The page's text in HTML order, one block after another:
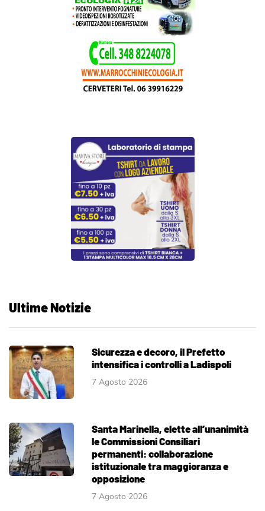
Ultime Notizie
Sicurezza e decoro, il Prefetto
intensifica i controlli a Ladispoli
7 Agosto 2026
Santa Marinella, elette all’unanimità
le Commissioni Consiliari
permanenti: collaborazione
istituzionale tra maggioranza e
opposizione
7 Agosto 2026